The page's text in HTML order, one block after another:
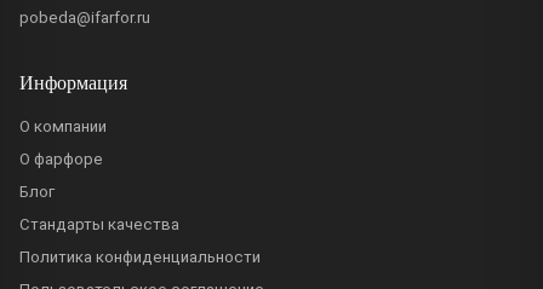
pobeda@ifarfor.ru
Информация
О компании
О фарфоре
Блог
Стандарты качества
Политика конфиденциальности